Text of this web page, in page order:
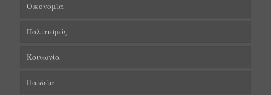
Οικονομία
Πολιτισμός
Κοινωνία
Παιδεία